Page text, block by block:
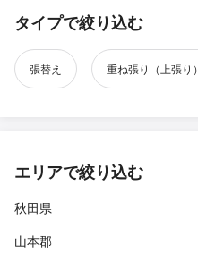
タイプで絞り込む
張替え 重ね張り（上張り）
エリアで絞り込む
秋田県
山本郡